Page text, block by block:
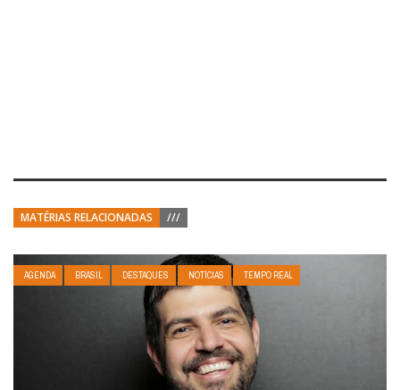
MATÉRIAS RELACIONADAS ///
AGENDA BRASIL DESTAQUES NOTÍCIAS TEMPO REAL